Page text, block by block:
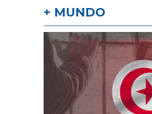
+ MUNDO